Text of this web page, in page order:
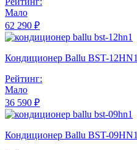
Мало
62 290 ₽
Кондиционер Ballu BST-12HN1
Рейтинг:
Мало
36 590 ₽
Кондиционер Ballu BST-09HN1